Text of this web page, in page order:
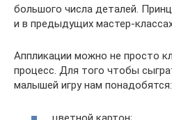
большого числа деталей.
и в предыдущих мастер-
Аппликации можно не просто
процесс. Для того чтобы
малышей игру нам понадобятся: